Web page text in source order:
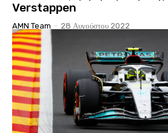
Verstappen
AMN Team - 28 Αυγούστου 2022